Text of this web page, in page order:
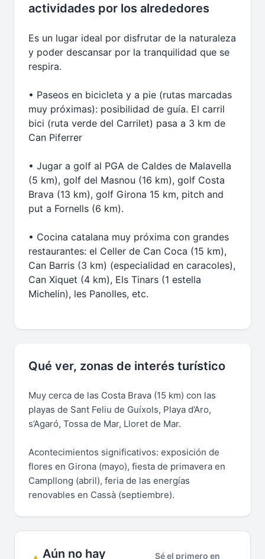
actividades por los alrededores
Es un lugar ideal por disfrutar de la naturaleza
y poder descansar por la tranquilidad que se
respira.
• Paseos en bicicleta y a pie (rutas marcadas
muy próximas): posibilidad de guía. El carril
bici (ruta verde del Carrilet) pasa a 3 km de
Can Piferrer
• Jugar a golf al PGA de Caldes de Malavella
(5 km), golf del Masnou (16 km), golf Costa
Brava (13 km), golf Girona 15 km, pitch and
put a Fornells (6 km).
• Cocina catalana muy próxima con grandes
restaurantes: el Celler de Can Coca (15 km),
Can Barris (3 km) (especialidad en caracoles),
Can Xiquet (4 km), Els Tinars (1 estella
Michelin), les Panolles, etc.
Qué ver, zonas de interés turístico
Muy cerca de las Costa Brava (15 km) con las
playas de Sant Feliu de Guíxols, Playa d’Aro,
s’Agaró, Tossa de Mar, Lloret de Mar.
Acontecimientos significativos: exposición de
flores en Girona (mayo), fiesta de primavera en
Campllong (abril), feria de las energías
renovables en Cassà (septiembre).
Aún no hay Sé el primero en